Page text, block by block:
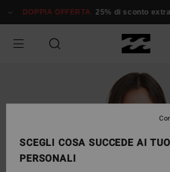
alle
prodotto
DOPPIA OFFERTA 25% di sconto extra
SCEGLI COSA SUCCEDE AI
PERSONALI